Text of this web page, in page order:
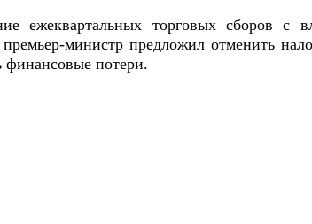
ежеквартальных торговых сборов с
министр предложил отменить
финансовые потери.